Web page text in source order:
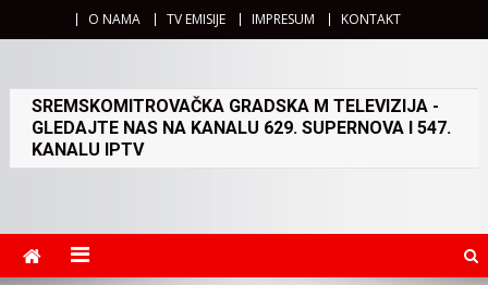
O NAMA TV EMISIJE IMPRESUM KONTAKT
SREMSKOMITROVAČKA GRADSKA M TELEVIZIJA -
GLEDAJTE NAS NA KANALU 629. SUPERNOVA I 547.
KANALU IPTV